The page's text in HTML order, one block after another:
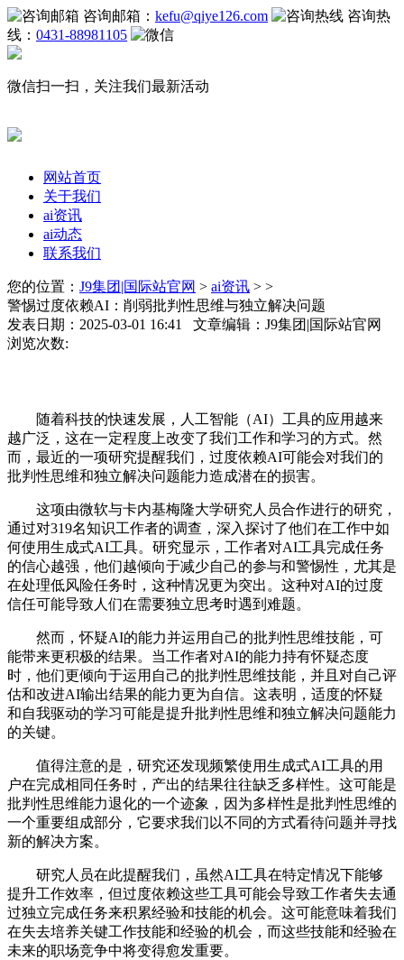
咨询邮箱： kefu@qiye126.com
咨询热
线： 0431-88981105
微信扫一扫，关注我们最新活动
网站首页
关于我们
ai资讯
ai动态
联系我们
您的位置： J9集团|国际站官网 > ai资讯 > >
警惕过度依赖AI：削弱批判性思维与独立解决问题
发表日期：2025-03-01 16:41 文章编辑：J9集团|国际站官网
浏览次数:
随着科技的快速发展，人工智能（AI）工具的应用越来
越广泛，这在一定程度上改变了我们工作和学习的方式。然
而，最近的一项研究提醒我们，过度依赖AI可能会对我们的
批判性思维和独立解决问题能力造成潜在的损害。
这项由微软与卡内基梅隆大学研究人员合作进行的研究，
通过对319名知识工作者的调查，深入探讨了他们在工作中如
何使用生成式AI工具。研究显示，工作者对AI工具完成任务
的信心越强，他们越倾向于减少自己的参与和警惕性，尤其是
在处理低风险任务时，这种情况更为突出。这种对AI的过度
信任可能导致人们在需要独立思考时遇到难题。
然而，怀疑AI的能力并运用自己的批判性思维技能，可
能带来更积极的结果。当工作者对AI的能力持有怀疑态度
时，他们更倾向于运用自己的批判性思维技能，并且对自己评
估和改进AI输出结果的能力更为自信。这表明，适度的怀疑
和自我驱动的学习可能是提升批判性思维和独立解决问题能力
的关键。
值得注意的是，研究还发现频繁使用生成式AI工具的用
户在完成相同任务时，产出的结果往往缺乏多样性。这可能是
批判性思维能力退化的一个迹象，因为多样性是批判性思维的
一个重要组成部分，它要求我们以不同的方式看待问题并寻找
新的解决方案。
研究人员在此提醒我们，虽然AI工具在特定情况下能够
提升工作效率，但过度依赖这些工具可能会导致工作者失去通
过独立完成任务来积累经验和技能的机会。这可能意味着我们
在失去培养关键工作技能和经验的机会，而这些技能和经验在
未来的职场竞争中将变得愈发重要。